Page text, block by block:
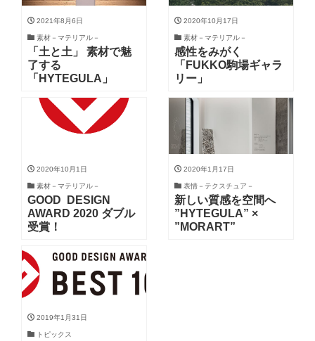
2021年8月6日
素材－マテリアル－
「土と土」 素材で魅
了する
「HYTEGULA」
2020年10月17日
素材－マテリアル－
感性をみがく
「FUKKO駒場ギャラ
リー」
2020年10月1日
素材－マテリアル－
GOOD DESIGN
AWARD 2020 ダブル
受賞！
2020年1月17日
表情－テクスチュア－
新しい質感を空間へ
”HYTEGULA” ×
”MORART”
2019年1月31日
トピックス